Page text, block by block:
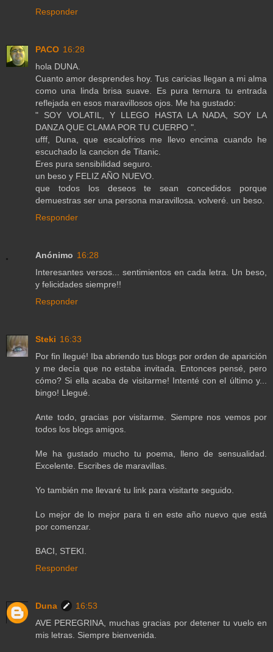
Responder
PACO 16:28
hola DUNA.
Cuanto amor desprendes hoy. Tus caricias llegan a mi alma
como una linda brisa suave. Es pura ternura tu entrada
reflejada en esos maravillosos ojos. Me ha gustado:
" SOY VOLATIL, Y LLEGO HASTA LA NADA, SOY LA
DANZA QUE CLAMA POR TU CUERPO ".
ufff, Duna, que escalofrios me llevo encima cuando he
escuchado la cancion de Titanic.
Eres pura sensibilidad seguro.
un beso y FELIZ AÑO NUEVO.
que todos los deseos te sean concedidos porque
demuestras ser una persona maravillosa. volveré. un beso.
Responder
Anónimo 16:28
Interesantes versos... sentimientos en cada letra. Un beso,
y felicidades siempre!!
Responder
Steki 16:33
Por fin llegué! Iba abriendo tus blogs por orden de aparición
y me decía que no estaba invitada. Entonces pensé, pero
cómo? Si ella acaba de visitarme! Intenté con el último y...
bingo! Llegué.
Ante todo, gracias por visitarme. Siempre nos vemos por
todos los blogs amigos.
Me ha gustado mucho tu poema, lleno de sensualidad.
Excelente. Escribes de maravillas.
Yo también me llevaré tu link para visitarte seguido.
Lo mejor de lo mejor para ti en este año nuevo que está
por comenzar.
BACI, STEKI.
Responder
Duna
16:53
AVE PEREGRINA, muchas gracias por detener tu vuelo en
mis letras. Siempre bienvenida.